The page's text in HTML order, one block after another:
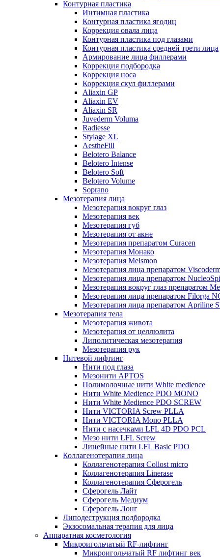
Контурная пластика
Интимная пластика
Контурная пластика ягодиц
Коррекция овала лица
Контурная пластика под глазами
Контурная пластика средней трети лица
Армирование лица филлерами
Коррекция подбородка
Коррекция носа
Коррекция скул филлерами
Aliaxin GP
Aliaxin EV
Aliaxin SR
Juvederm Voluma
Radiesse
Stylage XL
AestheFill
Belotero Balance
Belotero Intense
Belotero Soft
Belotero Volume
Soprano
Мезотерапия лица
Мезотерапия вокруг глаз
Мезотерапия век
Мезотерапия губ
Мезотерапия от акне
Мезотерапия препаратом Curacen
Мезотерапия Монако
Мезотерапия Melsmon
Мезотерапия лица препаратом
Мезотерапия лица препаратом
Мезотерапия вокруг глаз препаратом
Мезотерапия лица препаратом Filorga
Мезотерапия лица препаратом Apriline
Мезотерапия тела
Мезотерапия живота
Мезотерапия от целлюлита
Липолитическая мезотерапия
Мезотерапия рук
Нитевой лифтинг
Нити под глаза
Мезонити APTOS
Полимолочные нити White medience
Нити White Medience PDO MONO
Нити White Medience PDO SCREW
Нити VICTORIA Screw PLLA
Нити VICTORIA Mono PLLA
Нити с насечками LFL 4D PDO PCL
Мезо нити LFL Screw
Линейные нити LFL Basic PDO
Коллагенотерапия лица
Коллагенотерапия Collost micro
Коллагенотерапия Linerase
Коллагенотерапия Сферогель
Сферогель Лайт
Сферогель Медиум
Сферогель Лонг
Липодеструкция подбородка
Экзосомальная терапия для лица
Аппаратная косметология
Микроигольчатый RF-лифтинг
Микроигольчатый RF лифтинг век